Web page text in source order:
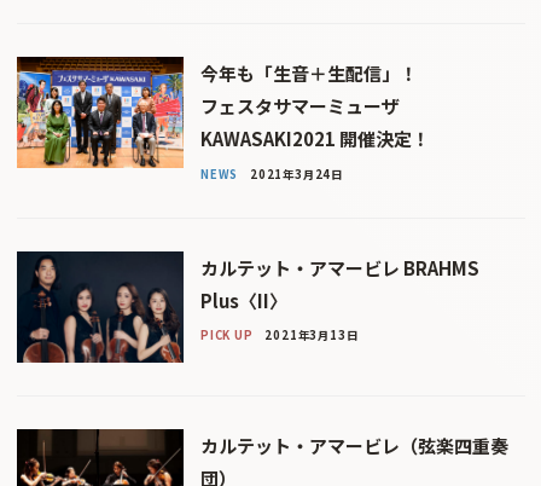
今年も「生音＋生配信」！
フェスタサマーミューザ
KAWASAKI2021 開催決定！
NEWS 2021年3月24日
カルテット・アマービレ BRAHMS
Plus〈II〉
PICK UP 2021年3月13日
カルテット・アマービレ（弦楽四重奏
団）